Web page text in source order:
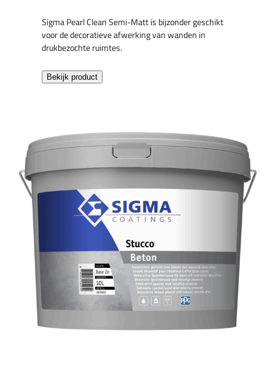
Sigma Pearl Clean Semi-Matt is bijzonder geschikt
voor de decoratieve afwerking van wanden in
drukbezochte ruimtes.
Bekijk product